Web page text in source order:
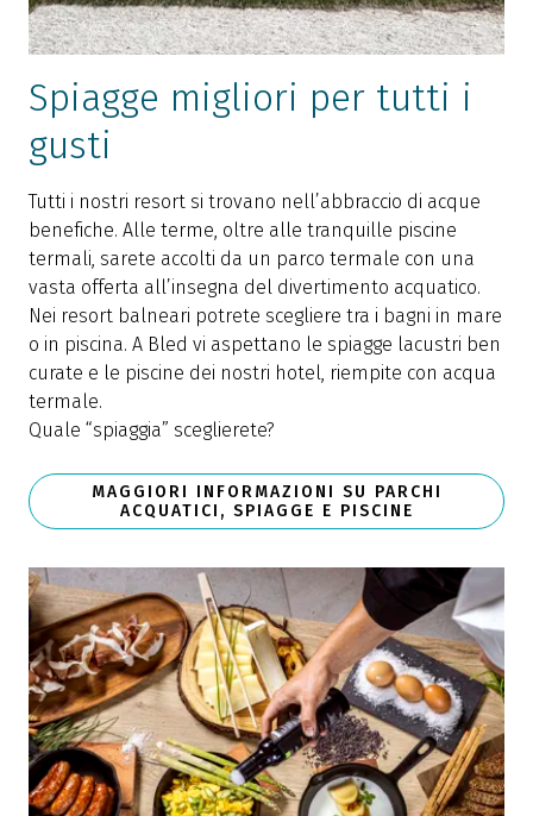
Spiagge migliori per tutti i
gusti
Tutti i nostri resort si trovano nell’abbraccio di acque
benefiche. Alle terme, oltre alle tranquille piscine
termali, sarete accolti da un parco termale con una
vasta offerta all’insegna del divertimento acquatico.
Nei resort balneari potrete scegliere tra i bagni in mare
o in piscina. A Bled vi aspettano le spiagge lacustri ben
curate e le piscine dei nostri hotel, riempite con acqua
termale.
Quale “spiaggia” sceglierete?
MAGGIORI INFORMAZIONI SU PARCHI
ACQUATICI, SPIAGGE E PISCINE